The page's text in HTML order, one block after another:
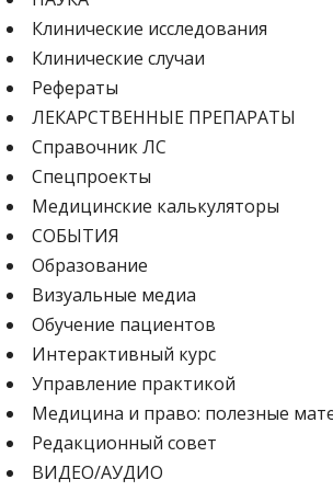
Клинические исследования
Клинические случаи
Рефераты
ЛЕКАРСТВЕННЫЕ ПРЕПАРАТЫ
Cправочник ЛС
Спецпроекты
Медицинские калькуляторы
СОБЫТИЯ
Образование
Визуальные медиа
Обучение пациентов
Интерактивный курс
Управление практикой
Медицина и право: полезные
Редакционный совет
ВИДЕО/АУДИО